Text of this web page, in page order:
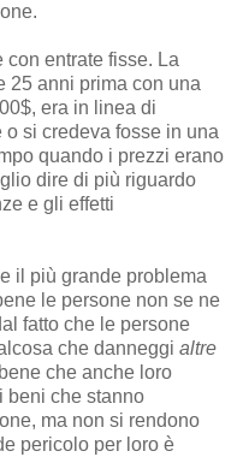
con entrate fisse. La
25 anni prima con una
era in linea di
si credeva fosse in una
quando i prezzi erano
dire di più riguardo
e gli effetti
il più grande problema
le persone non se ne
fatto che le persone
che danneggi altre
che anche loro
beni che stanno
ma non si rendono
pericolo per loro è